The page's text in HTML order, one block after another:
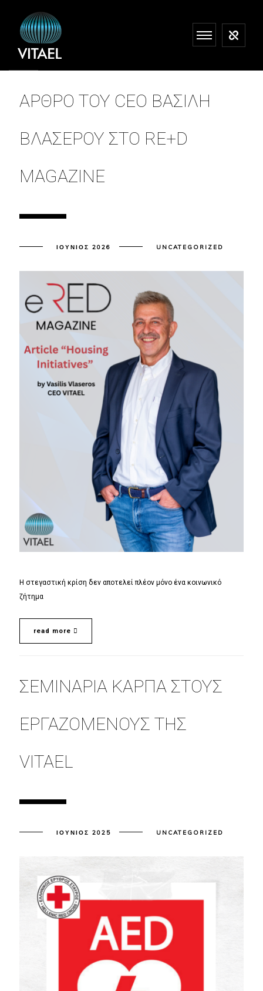
ΆΡΘΡΟ ΤΟΥ CEO ΒΑΣΊΛΗ
ΒΛΑΣΕΡΟΎ ΣΤΟ RE+D
MAGAZINE
ΙΟΎΝΙΟΣ 2026 UNCATEGORIZED
Η στεγαστική κρίση δεν αποτελεί πλέον μόνο ένα κοινωνικό
ζήτημα
read more
ΣΕΜΙΝΆΡΙΑ ΚΑΡΠΑ ΣΤΟΥΣ
ΕΡΓΑΖΌΜΕΝΟΥΣ ΤΗΣ
VITAEL
ΙΟΎΝΙΟΣ 2025 UNCATEGORIZED